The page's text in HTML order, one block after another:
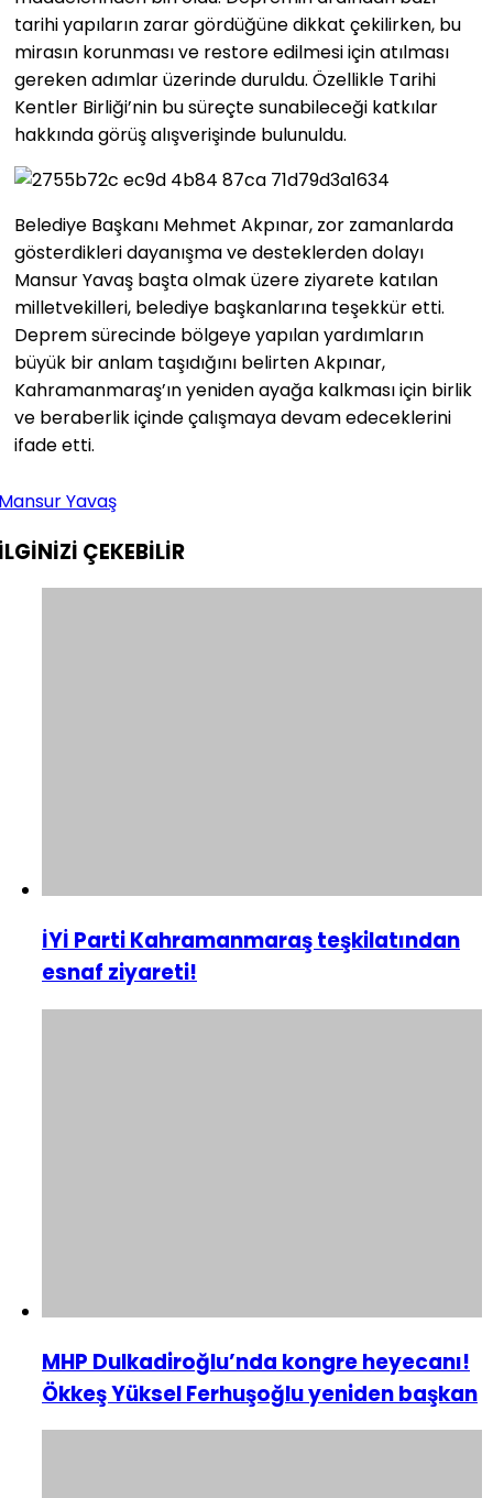
tarihi yapıların zarar gördüğüne dikkat çekilirken, bu
mirasın korunması ve restore edilmesi için atılması
gereken adımlar üzerinde duruldu. Özellikle Tarihi
Kentler Birliği’nin bu süreçte sunabileceği katkılar
hakkında görüş alışverişinde bulunuldu.
Belediye Başkanı Mehmet Akpınar, zor zamanlarda
gösterdikleri dayanışma ve desteklerden dolayı
Mansur Yavaş başta olmak üzere ziyarete katılan
milletvekilleri, belediye başkanlarına teşekkür etti.
Deprem sürecinde bölgeye yapılan yardımların
büyük bir anlam taşıdığını belirten Akpınar,
Kahramanmaraş’ın yeniden ayağa kalkması için birlik
ve beraberlik içinde çalışmaya devam edeceklerini
ifade etti.
Yavaş
ÇEKEBİLİR
İYİ Parti Kahramanmaraş teşkilatından
esnaf ziyareti!
MHP Dulkadiroğlu’nda kongre heyecanı!
Ökkeş Yüksel Ferhuşoğlu yeniden başkan